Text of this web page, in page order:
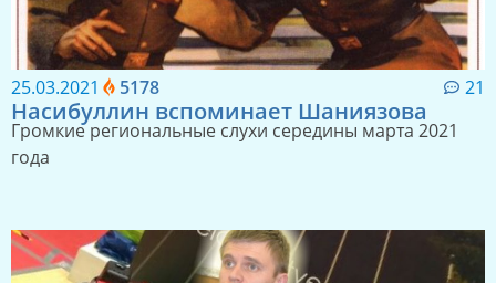
25.03.2021 5178 21
Насибуллин вспоминает Шаниязова
Громкие региональные слухи середины марта 2021
года